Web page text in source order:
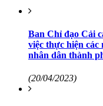
Ban Chỉ đạo Cải
việc thực hiện các
nhân dân thành
(20/04/2023)